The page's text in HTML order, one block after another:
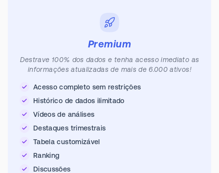
Premium
Destrave 100% dos dados e tenha acesso imediato as
informações atualizadas de mais de 6.000 ativos!
Acesso completo sem restrições
Histórico de dados ilimitado
Vídeos de análises
Destaques trimestrais
Tabela customizável
Ranking
Discussões